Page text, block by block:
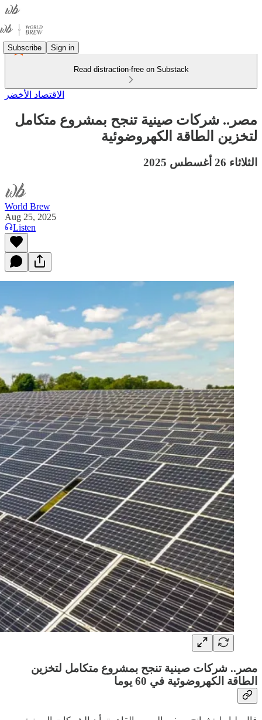
Subscribe Sign in
Read distraction-free on Substack
الاقتصاد الأخضر
مصر.. شركات صينية تنجح بمشروع متكامل
لتخزين الطاقة الكهروضوئية
الثلاثاء 26 أغسطس 2025
World Brew
Aug 25, 2025
Listen
مصر.. شركات صينية تنجح بمشروع متكامل لتخزين
الطاقة الكهروضوئية في 60 يوما